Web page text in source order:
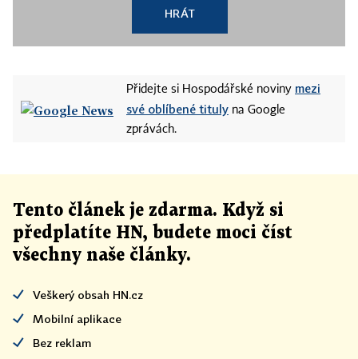
HRÁT
Přidejte si Hospodářské noviny mezi
své oblíbené tituly na Google
zprávách.
Tento článek je zdarma. Když si
předplatíte HN, budete moci číst
všechny naše články.
Veškerý obsah HN.cz
Mobilní aplikace
Bez reklam